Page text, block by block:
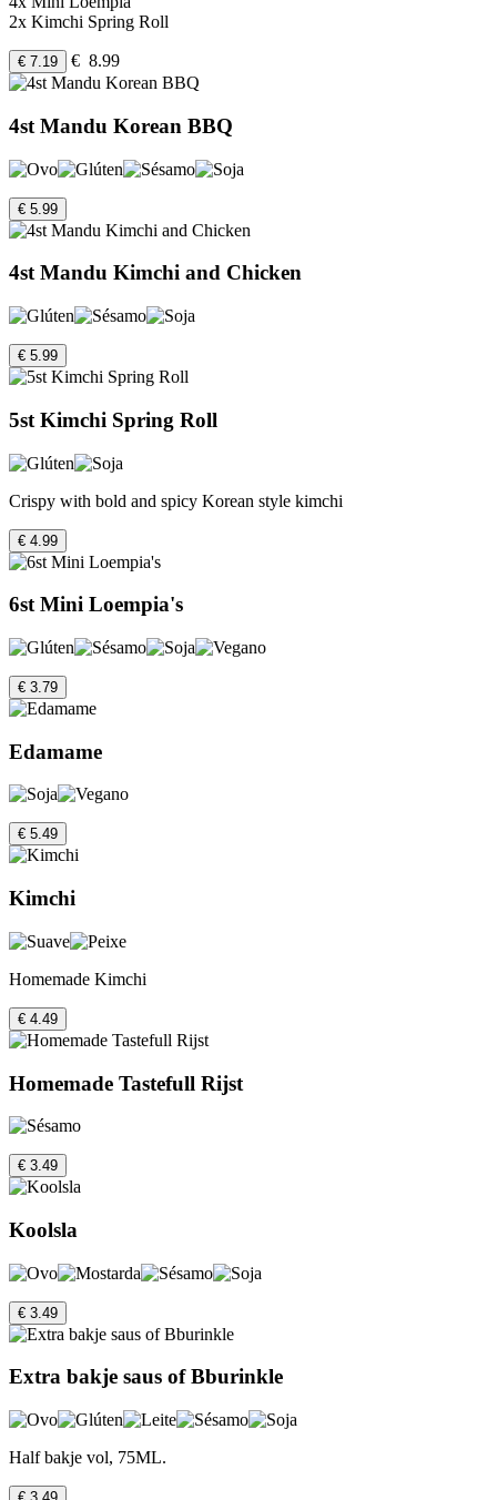
2x Kimchi Spring Roll
€ 7.19 € 8.99
4st Mandu Korean BBQ
€ 5.99
4st Mandu Kimchi and Chicken
€ 5.99
5st Kimchi Spring Roll
Crispy with bold and spicy Korean style kimchi
€ 4.99
6st Mini Loempia's
€ 3.79
Edamame
€ 5.49
Kimchi
Homemade Kimchi
€ 4.49
Homemade Tastefull Rijst
€ 3.49
Koolsla
€ 3.49
Extra bakje saus of Bburinkle
Half bakje vol, 75ML.